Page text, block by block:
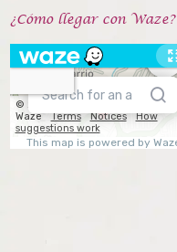
¿Cómo llegar con Waze?